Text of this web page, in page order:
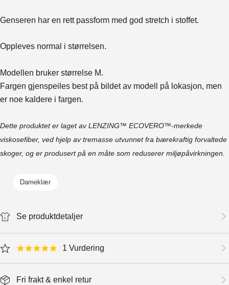
Genseren har en rett passform med god stretch i stoffet.
Oppleves normal i størrelsen.
Modellen bruker størrelse M.
Fargen gjenspeiles best på bildet av modell på lokasjon, men
er noe kaldere i fargen.
Dette produktet er laget av LENZING™ ECOVERO™-merkede
viskosefiber, ved hjelp av tremasse utvunnet fra bærekraftig forvaltede
skoger, og er produsert på en måte som reduserer miljøpåvirkningen.
Dameklær
Se produktdetaljer
5.0 star rating 1 Vurdering
Fri frakt & enkel retur